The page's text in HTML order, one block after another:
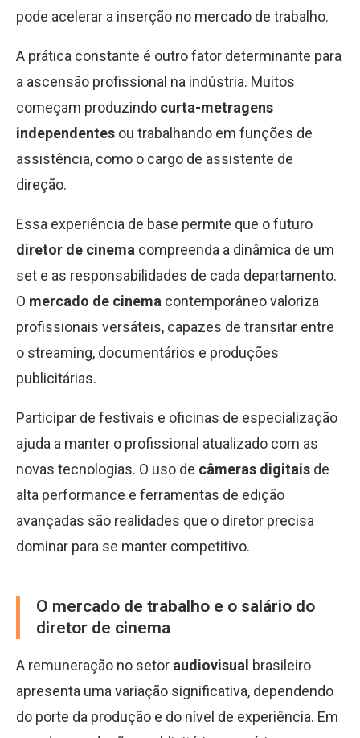
pode acelerar a inserção no mercado de trabalho.
A prática constante é outro fator determinante para
a ascensão profissional na indústria. Muitos
começam produzindo curta-metragens
independentes ou trabalhando em funções de
assistência, como o cargo de assistente de
direção.
Essa experiência de base permite que o futuro
diretor de cinema compreenda a dinâmica de um
set e as responsabilidades de cada departamento.
O mercado de cinema contemporâneo valoriza
profissionais versáteis, capazes de transitar entre
o streaming, documentários e produções
publicitárias.
Participar de festivais e oficinas de especialização
ajuda a manter o profissional atualizado com as
novas tecnologias. O uso de câmeras digitais de
alta performance e ferramentas de edição
avançadas são realidades que o diretor precisa
dominar para se manter competitivo.
O mercado de trabalho e o salário do
diretor de cinema
A remuneração no setor audiovisual brasileiro
apresenta uma variação significativa, dependendo
do porte da produção e do nível de experiência. Em